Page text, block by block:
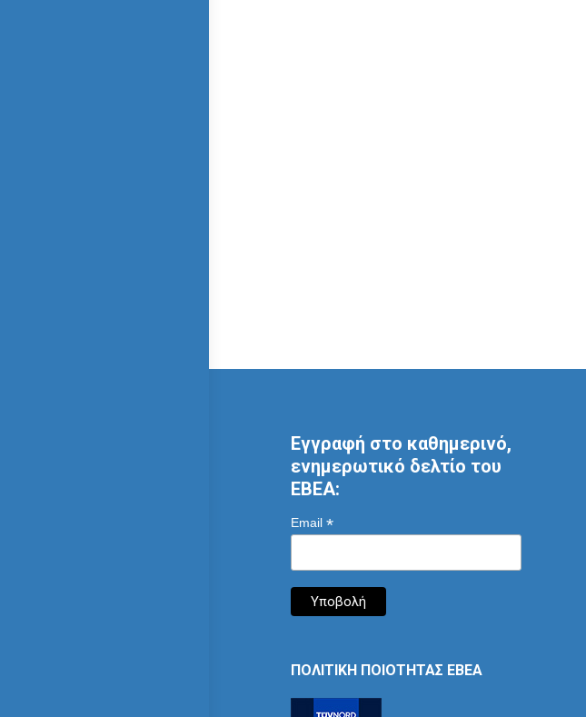
Εγγραφή στο καθημερινό,
ενημερωτικό δελτίο του
ΕΒΕΑ:
Email *
ΠΟΛΙΤΙΚΗ ΠΟΙΟΤΗΤΑΣ ΕΒΕΑ